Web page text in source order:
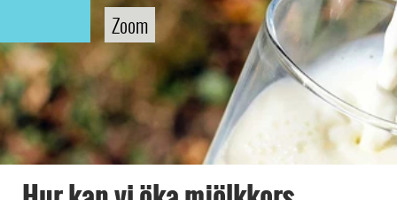
Zoom